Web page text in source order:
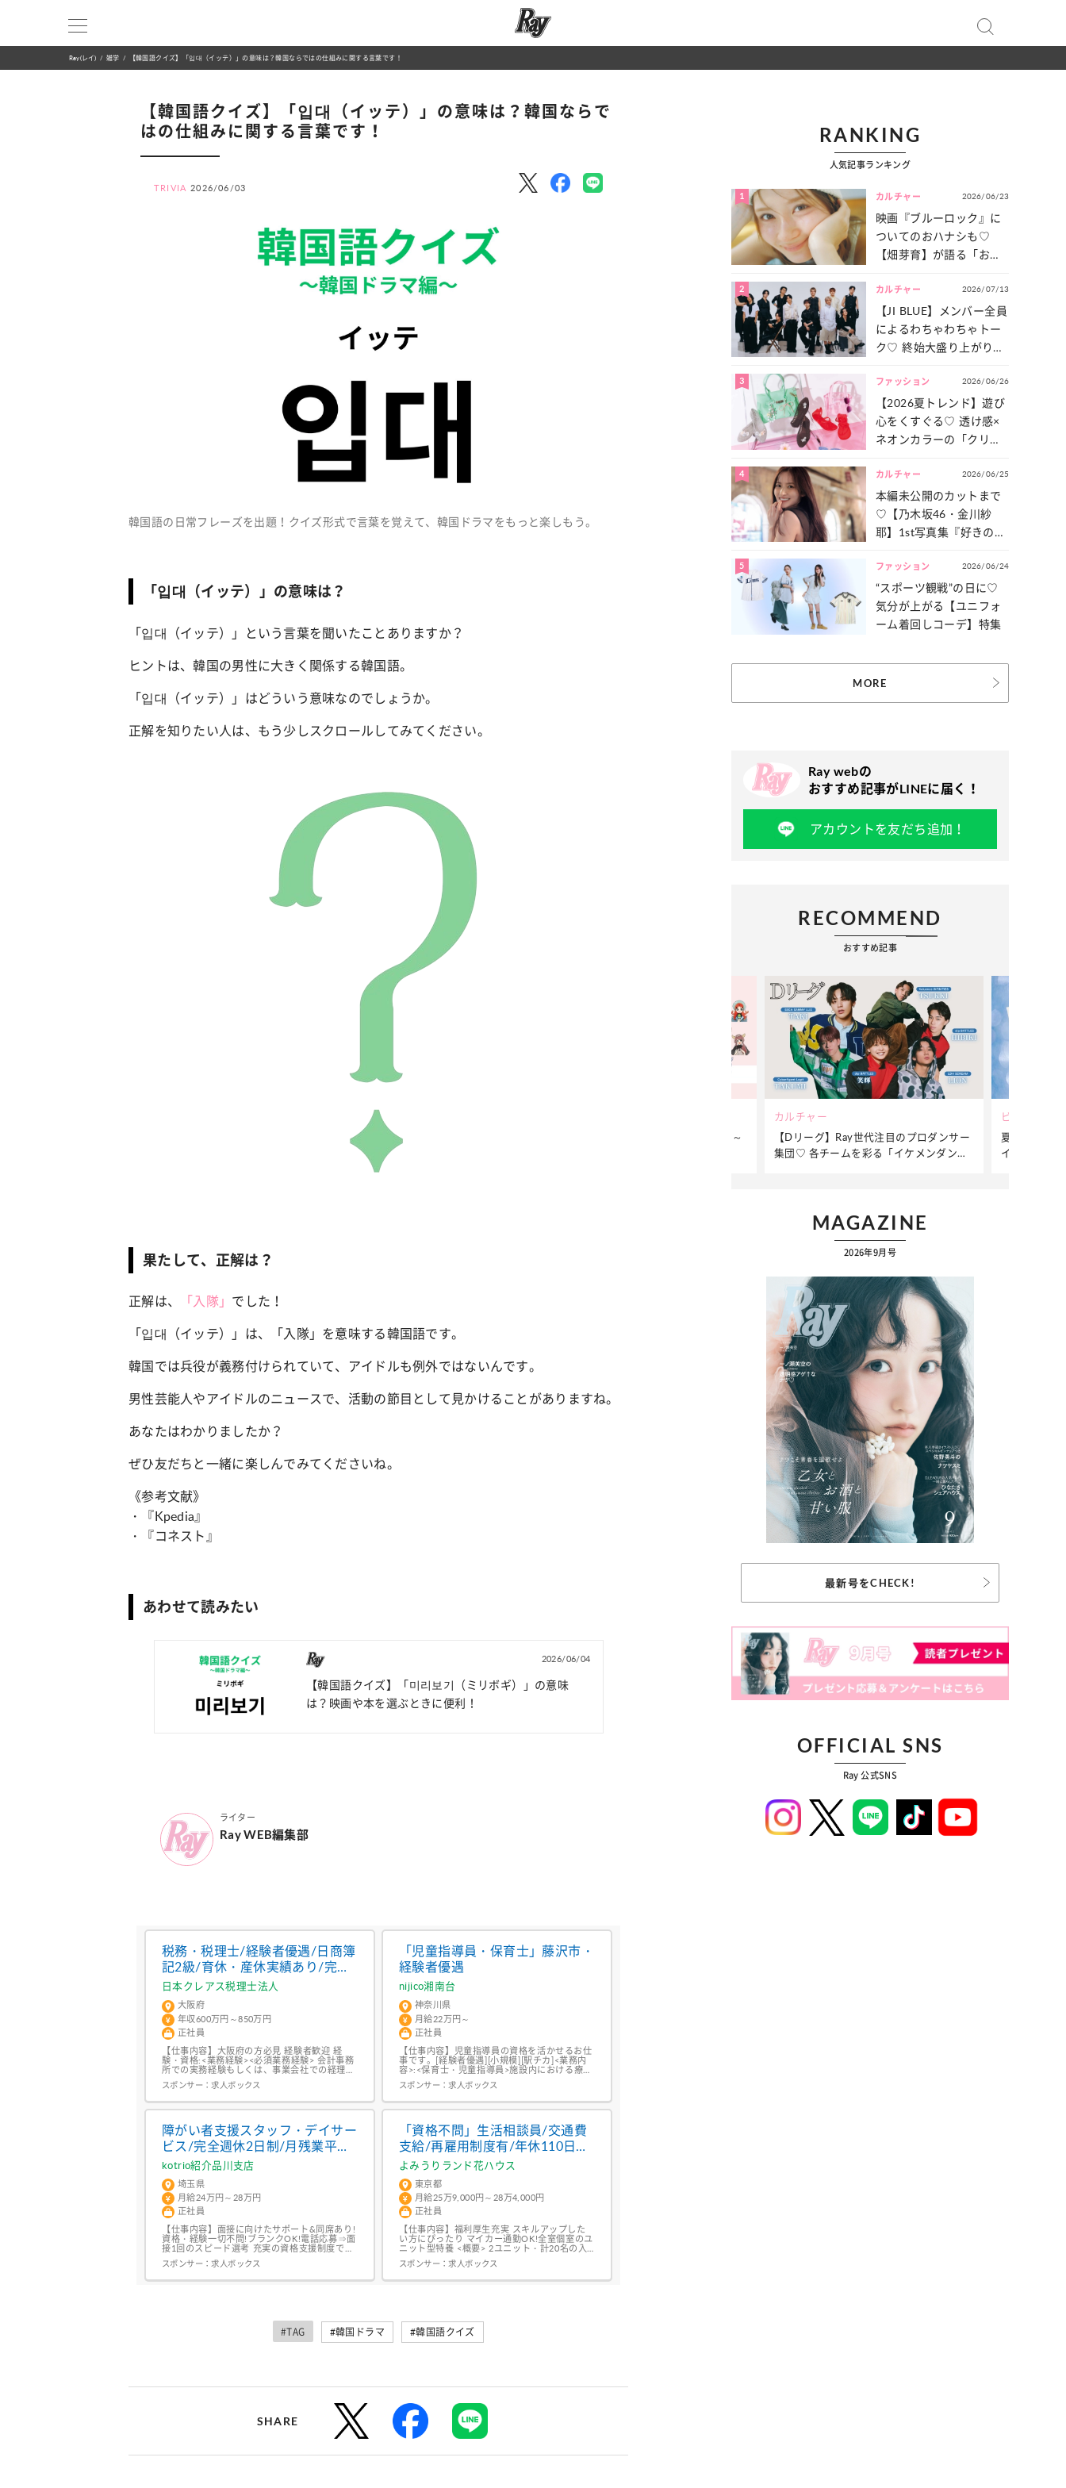
Ray(レイ) 雑学 【韓国語クイズ】「입대（イッテ）」の意味は？韓国ならではの仕組みに関する言葉です！
【韓国語クイズ】「입대（イッテ）」の意味は？韓国ならで
はの仕組みに関する言葉です！
TRIVIA 2026/06/03
韓国語の日常フレーズを出題！クイズ形式で言葉を覚えて、韓国ドラマをもっと楽しもう。
「입대（イッテ）」の意味は？
「입대（イッテ）」という言葉を聞いたことありますか？
ヒントは、韓国の男性に大きく関係する韓国語。
「입대（イッテ）」はどういう意味なのでしょうか。
正解を知りたい人は、もう少しスクロールしてみてください。
果たして、正解は？
正解は、 「入隊」 でした！
「입대（イッテ）」は、「入隊」を意味する韓国語です。
韓国では兵役が義務付けられていて、アイドルも例外ではないんです。
男性芸能人やアイドルのニュースで、活動の節目として見かけることがありますね。
あなたはわかりましたか？
ぜひ友だちと一緒に楽しんでみてくださいね。
《参考文献》
・『Kpedia』
・『コネスト』
あわせて読みたい
2026/06/04
【韓国語クイズ】「미리보기（ミリボギ）」の意味
は？映画や本を選ぶときに便利！
ライター
Ray WEB編集部
税務・税理士/経験者優遇/日商簿
記2級/育休・産休実績あり/完全
週休2日制/年間休日120日以上
日本クレアス税理士法人
大阪府
年収600万円～850万円
正社員
【仕事内容】大阪府の方必見 経験者歓迎 経
験・資格:<業務経験><必須業務経験> 会計事務
所での実務経験もしくは、事業会社での経理経
験(3年以上)<資格><必要資格> 税理士/税理士科
目合格者(1科目以上)<求める人物像>・チーム
という成長意欲がある方<給与>年収600万円
スポンサー：求人ボックス
「児童指導員・保育士」藤沢市・
経験者優遇
nijico湘南台
神奈川県
月給22万円～
正社員
【仕事内容】児童指導員の資格を活かせるお仕
事です。[経験者優遇][小規模][駅チカ]<業務内
容>:<保育士・児童指導員>施設内における療育
業務および付帯する業務・生活指導計画の作
成・保護者対応・送迎 (送迎に入る場合あり)等
形態>:小規模 児童発達支援<勤務地・所在地>:
スポンサー：求人ボックス
障がい者支援スタッフ・デイサー
ビス/完全週休2日制/月残業平均
10h以下/中高年活躍中
kotrio紹介品川支店
埼玉県
月給24万円～28万円
正社員
【仕事内容】面接に向けたサポート&同席あり!
資格・経験一切不問!ブランクOK!電話応募⇒面
接1回のスピード選考 充実の資格支援制度でス
テップアップ 教材費、資格受験費など、資格
取得にかかった費用をキャッシュバックいたし
ます!「未経験からスキルアップしたい」とい
スポンサー：求人ボックス
「資格不問」生活相談員/交通費
支給/再雇用制度有/年休110日以
上/特別養護老人ホーム/ヘルパー
よみうりランド花ハウス
東京都
月給25万9,000円～28万4,000円
正社員
【仕事内容】福利厚生充実 スキルアップした
い方にぴったり マイカー通勤OK!全室個室のユ
ニット型特養 <概要> 2ユニット・計20名の入
居者様の生活を、10～12名のスタッフで協力し
ながら支援していただきます。 残業は月平均5
時間程度とほとんどありません 定時で帰れる
スポンサー：求人ボックス
#TAG #韓国ドラマ #韓国語クイズ
SHARE
RANKING
人気記事ランキング
1 カルチャー 2026/06/23
映画『ブルーロック』に
ついてのおハナシも♡
【畑芽育】が語る「お仕
は？
2 カルチャー 2026/07/13
【JI BLUE】メンバー全員
によるわちゃわちゃトー
ク♡ 終始大盛り上がりだ
一気見せ！
3 ファッション 2026/06/26
【2026夏トレンド】遊び
心をくすぐる♡ 透け感×
ネオンカラーの「クリア
4 カルチャー 2026/06/25
本編未公開のカットまで
♡【乃木坂46・金川紗
耶】1st写真集『好きのグ
たっぷりとお届け！
5 ファッション 2026/06/24
“スポーツ観戦”の日に♡
気分が上がる【ユニフォ
ーム着回しコーデ】特集
MORE
Ray webの
おすすめ記事がLINEに届く！
アカウントを友だち追加！
RECOMMEND
おすすめ記事
カルチャー
“憧れワンピ”を着るきっかけに♡ おしゃ
れ女子が夢中な「ヌン活」の楽しみ方
【12星座別】今月の恋愛運♡ 7月23日～
カルチャー
【Dリーグ】Ray世代注目のプロダンサー
集団♡ 各チームを彩る「イケメンダンサ
ビューティー
夏だからこ
イクをつく
MAGAZINE
2026年9月号
最新号をCHECK!
OFFICIAL SNS
Ray 公式SNS